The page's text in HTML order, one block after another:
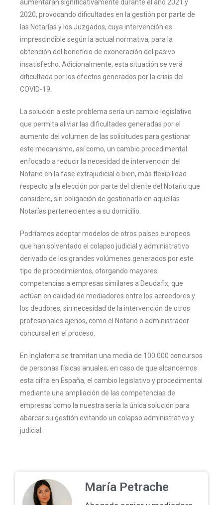
aumentarán significativamente durante el año 2021 y
2020, provocando dificultades en la gestión por parte de
las Notarías y los Juzgados, cuya intervención es
imprescindible según la actual normativa, para la
obtención del beneficio de exoneración del pasivo
insatisfecho. Adicionalmente, esta situación se verá
dificultada por los efectos generados por la crisis del
COVID-19.
La solución a este problema sería un cambio legislativo
que permita aliviar las dificultades generadas por el
aumento del volumen de las solicitudes para gestionar
este mecanismo, así como, un cambio procedimental
enfocado a reducir la necesidad de intervención del
Notario en la fase extrajudicial o bien, más flexibilidad
respecto a la elección por parte del cliente del Notario que
considere, sin obligación de gestionarlo en aquellas
Notarías pertenecientes a su domicilio.
Podríamos adoptar modelos de otros países europeos
que han solventado el colapso judicial y administrativo
derivado de los grandes volúmenes generados por este
tipo de procedimientos, otorgando mayores
competencias a empresas similares a Deudafix, que
actúan en calidad de mediadores entre los acreedores y
los deudores, sin necesidad de la intervención de otros
profesionales ajenos, como el Notario o administrador
concursal en el proceso.
En Inglaterra se tramitan una media de 100.000 concursos
de personas físicas anuales; en caso de que alcancemos
esta cifra en España, el cambio legislativo y procedimental
mediante una ampliación de las competencias de
empresas como la nuestra sería la única solución para
abarcar su gestión evitando un colapso administrativo y
judicial.
María Petrache